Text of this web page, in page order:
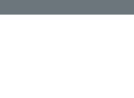
Adherencia –